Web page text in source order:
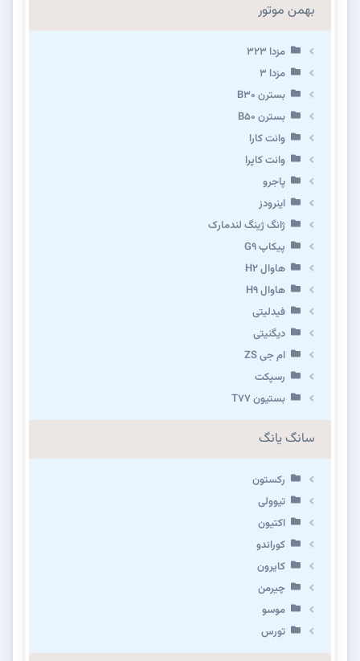
بهمن موتور
مزدا ۳۲۳
مزدا ۳
بسترن B۳۰
بسترن B۵۰
وانت کارا
وانت کاپرا
پاجرو
اینرودز
ژانگ ژینگ لندمارک
پیکاپ G۹
هاوال H۲
هاوال H۹
فیدلیتی
دیگنیتی
ام جی ZS
رسپکت
بستیون T۷۷
سانگ یانگ
رکستون
تیوولی
اکتیون
کوراندو
کایرون
چیرمن
موسو
تورس